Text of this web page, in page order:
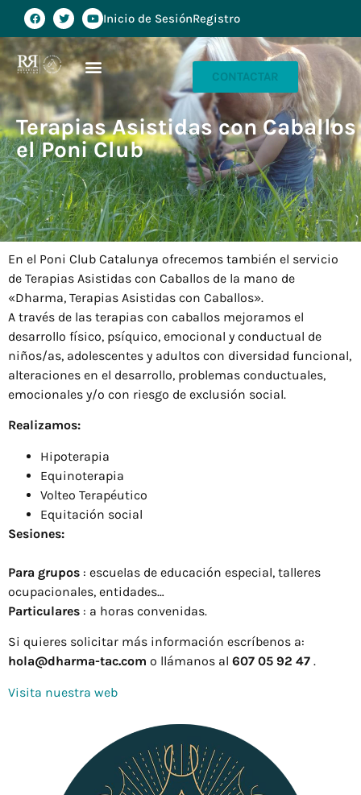
Inicio de SesiónRegistro
CONTACTAR
Terapias Asistidas con Caballos
el Poni Club
En el Poni Club Catalunya ofrecemos también el servicio
de Terapias Asistidas con Caballos de la mano de
«Dharma, Terapias Asistidas con Caballos».
A través de las terapias con caballos mejoramos el
desarrollo físico, psíquico, emocional y conductual de
niños/as, adolescentes y adultos con diversidad funcional,
alteraciones en el desarrollo, problemas conductuales,
emocionales y/o con riesgo de exclusión social.
Realizamos:
Hipoterapia
Equinoterapia
Volteo Terapéutico
Equitación social
Sesiones:
Para grupos : escuelas de educación especial, talleres
ocupacionales, entidades…
Particulares : a horas convenidas.
Si quieres solicitar más información escríbenos a:
hola@dharma-tac.com o llámanos al 607 05 92 47 .
Visita nuestra web